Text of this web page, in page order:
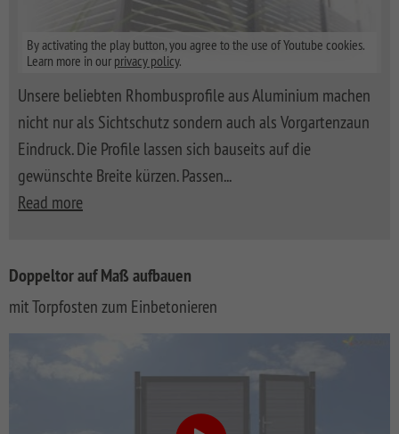
By activating the play button, you agree to the use of Youtube cookies.
Learn more in our privacy policy.
Unsere beliebten Rhombusprofile aus Aluminium machen
nicht nur als Sichtschutz sondern auch als Vorgartenzaun
Eindruck. Die Profile lassen sich bauseits auf die
gewünschte Breite kürzen. Passen...
Read more
Doppeltor auf Maß aufbauen
mit Torpfosten zum Einbetonieren